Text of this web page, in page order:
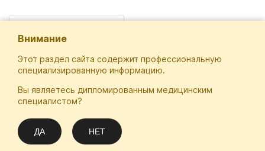
Внимание
Этот раздел сайта содержит профессиональную
специализированную информацию.
Вы являетесь дипломированным медицинским
специалистом?
ДА НЕТ
Отечественная Школа Онкологов
Email
info@practical-oncology.ru